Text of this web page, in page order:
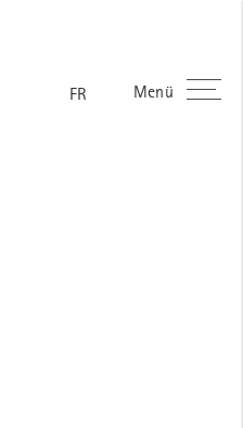
FR Menü